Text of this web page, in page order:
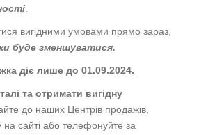
.
вигідними умовами прямо зараз,
буде зменшуватися.
діє лише до 01.09.2024.
та отримати вигідну
до наших Центрів продажів,
сайті або телефонуйте за